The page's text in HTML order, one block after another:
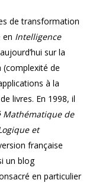
de transformation
en Intelligence
sur la
(complexité de
à la
livres. En 1998, il
Mathématique de
et
française
un blog
en particulier